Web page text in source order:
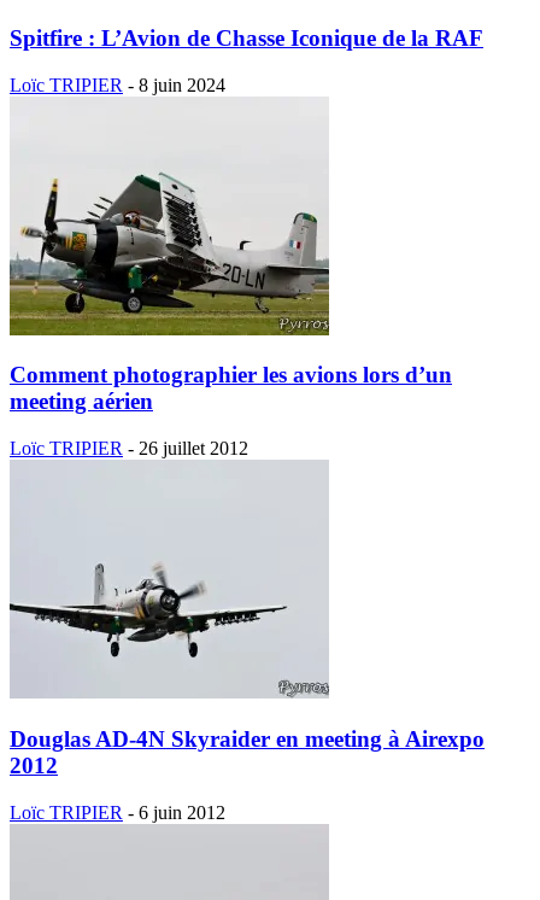
Spitfire : L’Avion de Chasse Iconique de la RAF
Loïc TRIPIER - 8 juin 2024
Comment photographier les avions lors d’un
meeting aérien
Loïc TRIPIER - 26 juillet 2012
Douglas AD-4N Skyraider en meeting à Airexpo
2012
Loïc TRIPIER - 6 juin 2012